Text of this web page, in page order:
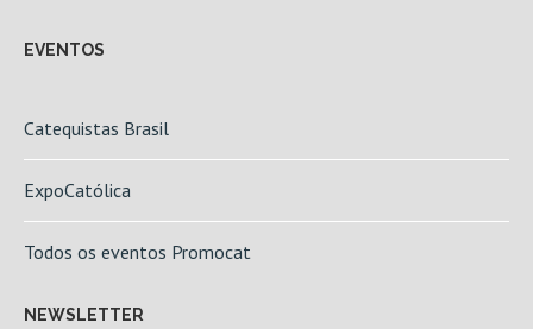
EVENTOS
Catequistas Brasil
ExpoCatólica
Todos os eventos Promocat
NEWSLETTER